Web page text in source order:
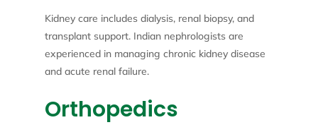
Kidney care includes dialysis, renal biopsy, and
transplant support. Indian nephrologists are
experienced in managing chronic kidney disease
and acute renal failure.
Orthopedics